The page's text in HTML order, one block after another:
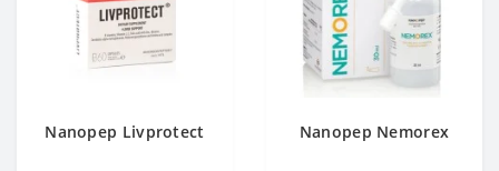
Nanopep Livprotect Nanopep Nemorex